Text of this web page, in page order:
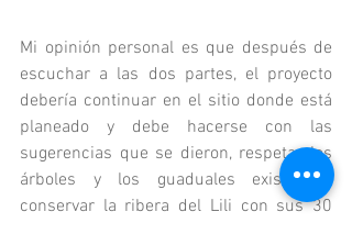
Mi opinión personal es que después de
escuchar a las dos partes, el proyecto
debería continuar en el sitio donde está
planeado y debe hacerse con las
sugerencias que se dieron, respetar los
árboles y los guaduales existentes,
conservar la ribera del Lili con sus 30